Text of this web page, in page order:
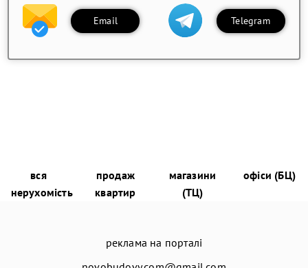
Email Telegram
вся
нерухомість
продаж
квартир
магазини
(ТЦ)
офіси (БЦ)
реклама на порталі